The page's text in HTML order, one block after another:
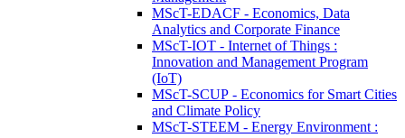
MScT-EDACF - Economics, Data
Analytics and Corporate Finance
MScT-IOT - Internet of Things :
Innovation and Management Program
(IoT)
MScT-SCUP - Economics for Smart Cities
and Climate Policy
MScT-STEEM - Energy Environment :